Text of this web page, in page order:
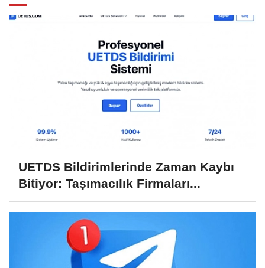
UETDS Bildirimlerinde Zaman Kaybı
Bitiyor: Taşımacılık Firmaları...